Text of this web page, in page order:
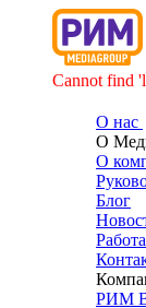
Cannot find
О нас
О
О
Блог
РИМ